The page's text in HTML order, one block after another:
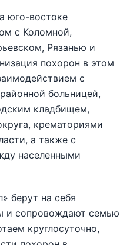
юго-востоке
с Коломной,
Рязанью и
похорон в этом
с
больницей,
кладбищем,
крематориями
а также с
населенными
берут на себя
и сопровождают семью
круглосуточно,